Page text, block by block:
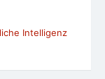
Intelligenz